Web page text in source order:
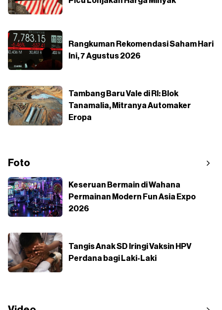
Rangkuman Rekomendasi Saham Hari
Ini, 7 Agustus 2026
Tambang Baru Vale di RI: Blok
Tanamalia, Mitranya Automaker
Eropa
Foto
Keseruan Bermain di Wahana
Permainan Modern Fun Asia Expo
2026
Tangis Anak SD Iringi Vaksin HPV
Perdana bagi Laki-Laki